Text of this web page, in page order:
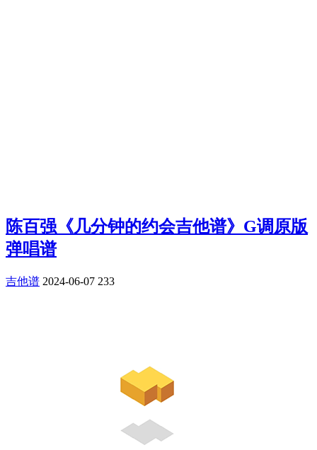
陈百强《几分钟的约会吉他谱》G调原版
弹唱谱
吉他谱 2024-06-07 233